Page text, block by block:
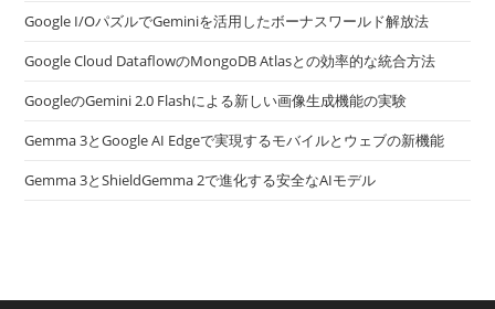
Google I/OパズルでGeminiを活用したボーナスワールド解放法
Google Cloud DataflowのMongoDB Atlasとの効率的な統合方法
GoogleのGemini 2.0 Flashによる新しい画像生成機能の実験
Gemma 3とGoogle AI Edgeで実現するモバイルとウェブの新機能
Gemma 3とShieldGemma 2で進化する安全なAIモデル